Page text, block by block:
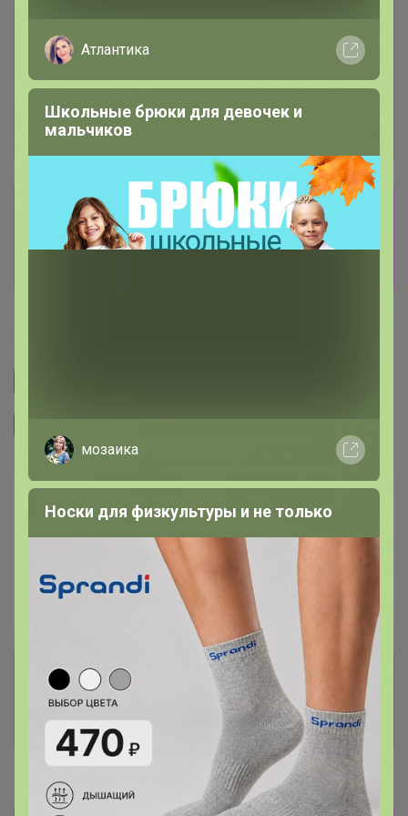
Сбор заказов в данной закупке
завершен
В архиве Собрано
~ 14 дней
6 лотов
Комментарии к лотам
Отзывы участников 9.8K
Новости
Атлантика
Школьные брюки для девочек и
мальчиков
мозаика
Носки для физкультуры и не только